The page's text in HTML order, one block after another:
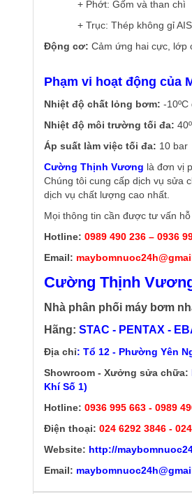
+ Phớt: Gốm và than chì
+ Trục: Thép không gỉ
Động cơ: Cảm ứng hai cực, lớp
Phạm vi hoạt động của
Nhiệt độ chất lỏng bơm: -10ºC
Nhiệt độ môi trường tối đa:
Áp suất làm việc tối đa: 10 bar
Cường Thịnh Vương là đơn vị
Chúng tôi cung cấp dịch vụ sửa
dịch vụ chất lượng cao nhất.
Mọi thông tin cần được tư vấn
Hotline: 0989 490 236 – 0936
Email:
Cường Thịnh
Nhà phân phối máy bơm
Hãng: STAC - PENTAX -
Địa chỉ: Tổ 12 - Phường Yên
Showroom - Xưởng sửa chữa:
Khí Số 1)
Hotline: 0936 995 663 - 0989
Điện thoại: 024 6292 3846 -
Website: http://
Email: